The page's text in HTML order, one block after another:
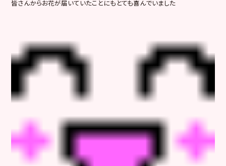
皆さんからお花が届いていたことにもとても喜んでいました